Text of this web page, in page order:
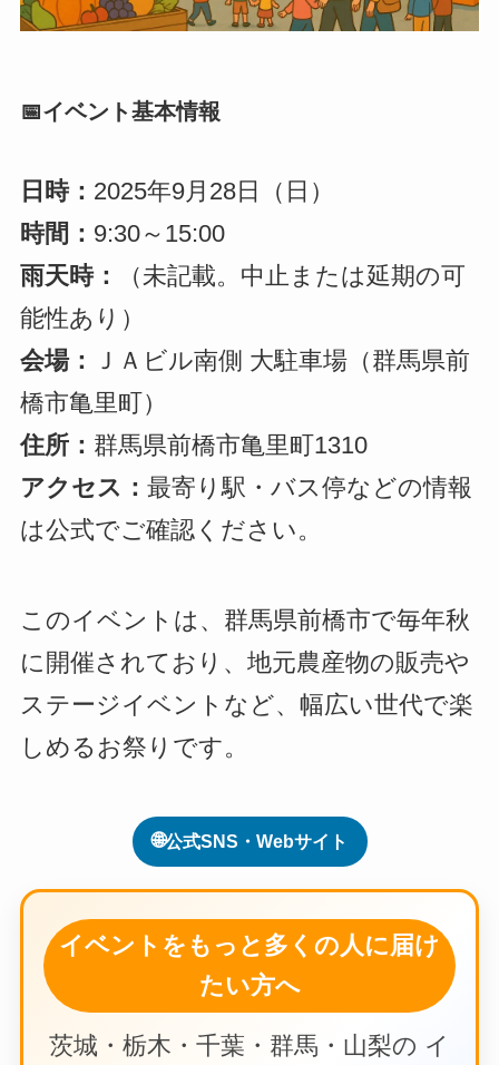
📅イベント基本情報
日時： 2025年9月28日（日）
時間： 9:30～15:00
雨天時：
（未記載。中止または延期の可
能性あり）
会場：
ＪＡビル南側 大駐車場（群馬県前
橋市亀里町）
住所： 群馬県前橋市亀里町1310
アクセス： 最寄り駅・バス停などの情報
は公式でご確認ください。
このイベントは、群馬県前橋市で毎年秋
に開催されており、地元農産物の販売や
ステージイベントなど、幅広い世代で楽
しめるお祭りです。
🌐公式SNS・Webサイト
イベントをもっと多くの人に届け
たい方へ
茨城・栃木・千葉・群馬・山梨の イ